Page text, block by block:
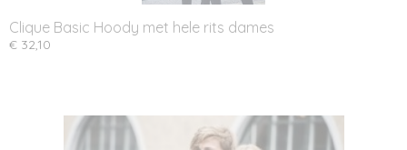
Clique Basic Hoody met hele rits dames
€ 32,10